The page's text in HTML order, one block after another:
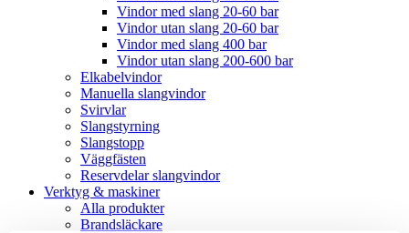
Vindor med slang 20-60 bar
Vindor utan slang 20-60 bar
Vindor med slang 400 bar
Vindor utan slang 200-600 bar
Elkabelvindor
Manuella slangvindor
Svirvlar
Slangstyrning
Slangstopp
Väggfästen
Reservdelar slangvindor
Verktyg & maskiner
Alla produkter
Brandsläckare